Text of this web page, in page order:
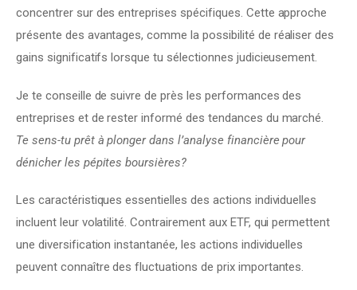
concentrer sur des entreprises spécifiques. Cette approche
présente des avantages, comme la possibilité de réaliser des
gains significatifs lorsque tu sélectionnes judicieusement.
Je te conseille de suivre de près les performances des
entreprises et de rester informé des tendances du marché.
Te sens-tu prêt à plonger dans l’analyse financière pour
dénicher les pépites boursières?
Les caractéristiques essentielles des actions individuelles
incluent leur volatilité. Contrairement aux ETF, qui permettent
une diversification instantanée, les actions individuelles
peuvent connaître des fluctuations de prix importantes.